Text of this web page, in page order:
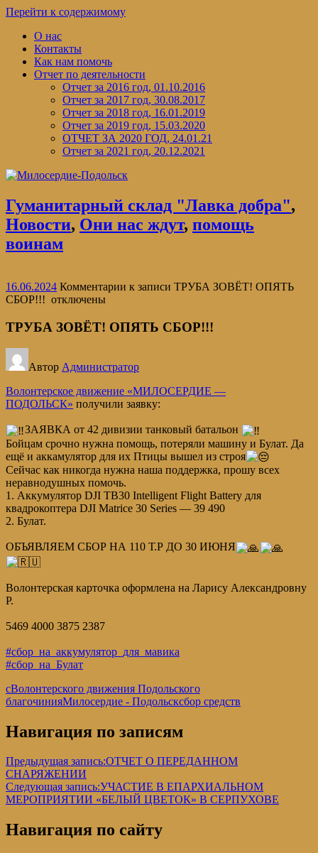
Перейти к содержимому
О нас
Контакты
Как нам помочь
Отчет по деятельности
Отчет за 2016 год, 01.10.2016
Отчет за 2017 год, 30.08.2017
Отчет за 2018 год, 16.01.2019
Отчет за 2019 год, 15.03.2020
ОТЧЕТ ЗА 2020 ГОД, 24.01.21
Отчет за 2021 год, 20.12.2021
Гуманитарный склад "Лавка добра",
Новости, Они нас ждут, помощь
воинам
16.06.2024 Комментарии к записи ТРУБА ЗОВЁТ! ОПЯТЬ
СБОР!!! отключены
ТРУБА ЗОВЁТ! ОПЯТЬ СБОР!!!
Автор Администратор
Волонтерское движение «МИЛОСЕРДИЕ —
ПОДОЛЬСК» получили заявку:
ЗАЯВКА от 42 дивизии танковый батальон
Бойцам срочно нужна помощь, потеряли машину и Булат. Да
ещё и аккамулятор для их Птицы вышел из строя
Сейчас как никогда нужна наша поддержка, прошу всех
неравнодушных помочь.
1. Аккумулятор DJI TB30 Intelligent Flight Battery для
квадрокоптера DJI Matrice 30 Series — 39 490
2. Булат.
ОБЪЯВЛЯЕМ СБОР НА 110 Т.Р ДО 30 ИЮНЯ
Волонтерская карточка оформлена на Ларису Александровну
Р.
5469 4000 3875 2387
#сбор_на_аккумулятор_для_мавика
#сбор_на_Булат
cВолонтерского движения Подольского
благочинияМилосердие - Подольсксбор средств
Навигация по записям
Предыдущая запись:ОТЧЕТ О ПЕРЕДАННОМ
СНАРЯЖЕНИИ
Следующая запись:УЧАСТИЕ В ЕПАРХИАЛЬНОМ
МЕРОПРИЯТИИ «БЕЛЫЙ ЦВЕТОК» В СЕРПУХОВЕ
Навигация по сайту